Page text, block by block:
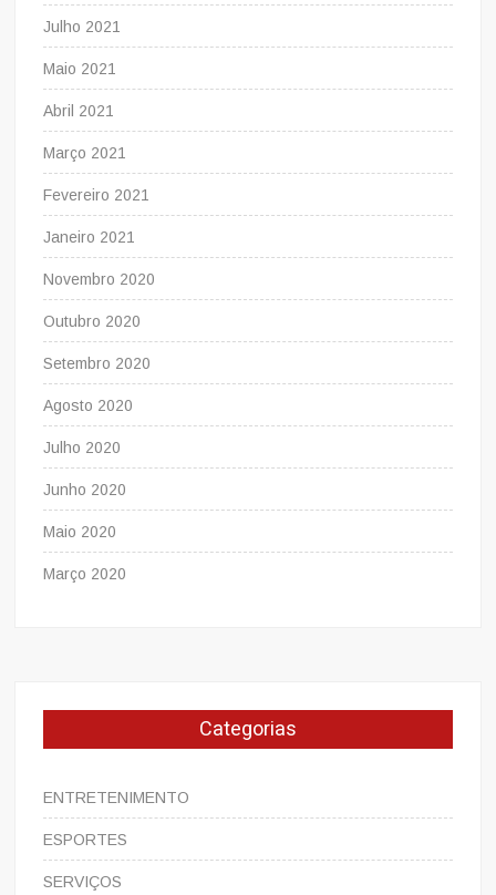
Julho 2021
Maio 2021
Abril 2021
Março 2021
Fevereiro 2021
Janeiro 2021
Novembro 2020
Outubro 2020
Setembro 2020
Agosto 2020
Julho 2020
Junho 2020
Maio 2020
Março 2020
Categorias
ENTRETENIMENTO
ESPORTES
SERVIÇOS